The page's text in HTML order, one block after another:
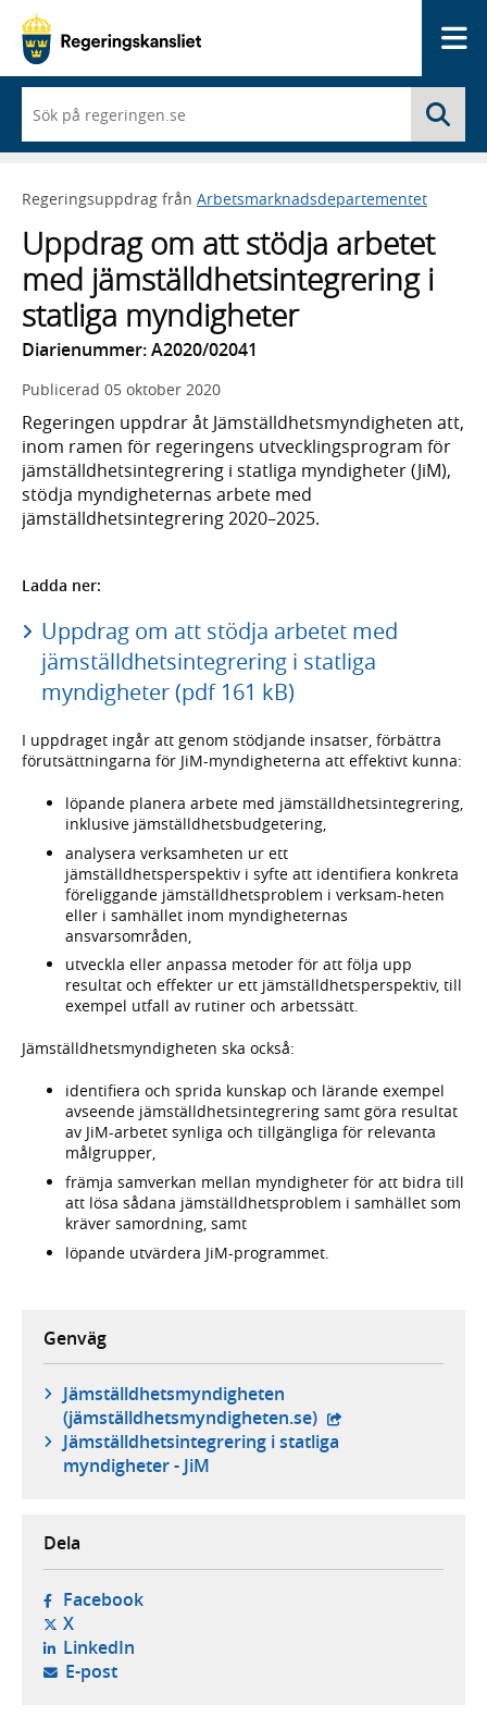
du
börjar
skriva
framträder
lista
med
sökförslag
Regeringsuppdrag från Arbetsmarknadsdepartementet
Uppdrag om att stödja arbetet
med jämställdhetsintegrering i
statliga myndigheter
Diarienummer: A2020/02041
Publicerad 05 oktober 2020
Regeringen uppdrar åt Jämställdhetsmyndigheten att,
inom ramen för regeringens utvecklingsprogram för
jämställdhetsintegrering i statliga myndigheter (JiM),
stödja myndigheternas arbete med
jämställdhetsintegrering 2020–2025.
Ladda ner:
Uppdrag om att stödja arbetet med
jämställdhetsintegrering i statliga
myndigheter (pdf 161 kB)
I uppdraget ingår att genom stödjande insatser, förbättra
förutsättningarna för JiM-myndigheterna att effektivt kunna:
löpande planera arbete med jämställdhetsintegrering,
inklusive jämställdhetsbudgetering,
analysera verksamheten ur ett
jämställdhetsperspektiv i syfte att identifiera konkreta
föreliggande jämställdhetsproblem i verksam-heten
eller i samhället inom myndigheternas
ansvarsområden,
utveckla eller anpassa metoder för att följa upp
resultat och effekter ur ett jämställdhetsperspektiv, till
exempel utfall av rutiner och arbetssätt.
Jämställdhetsmyndigheten ska också:
identifiera och sprida kunskap och lärande exempel
avseende jämställdhetsintegrering samt göra resultat
av JiM-arbetet synliga och tillgängliga för relevanta
målgrupper,
främja samverkan mellan myndigheter för att bidra till
att lösa sådana jämställdhetsproblem i samhället som
kräver samordning, samt
löpande utvärdera JiM-programmet.
Genväg
Jämställdhetsmyndigheten
(jämställdhetsmyndigheten.se) - extern webbplats,
Jämställdhetsintegrering i statliga
myndigheter - JiM
Dela
Facebook- öppnas i ny flik, extern webbplats,
X- öppnas i ny flik, extern webbplats,
LinkedIn- öppnas i ny flik, extern webbplats,
E-post- öppnar din e-postklient,